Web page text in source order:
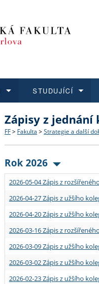
Struktura a historie
Strategie a další
Podpora a benefity pro
Absolventi fakulty
Co studovat a jak se
Učitelské studijní
Informace k průběhu
STUDUJÍCÍ
Bakalářské a magisterské
Doktorské studium
Rigorózní řízení
O vědě a výzkumu na FF
Akademické kvalifikace
Granty a projekty
Aktuální nabídky a
Vyjíždějící studenti
Přijíždějící studenti
Vyjíždějící zaměstnanci
Zápisy z jednání
FF > Fakulta > Strategie a další
Rok 2026
2026-05-04 Zápis z
2026-04-27 Zápis z užšího
2026-04-20 Zápis z užšího
2026-03-16 Zápis z
2026-03-09 Zápis z užšího
2026-03-02 Zápis z užšího
2026-02-23 Zápis z užšího